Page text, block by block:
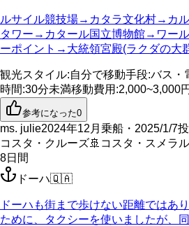
ルサイル競技場→カタラ文化村→カ
タワー→カタール国立博物館→ワール
ーポイント→大統領宮殿(ラクダの大
観光スタイル:自分で移動手段:バス・
時間:30分未満移動費用 :2,000~3,000円
参考になった0
ms. julie2024年12月乗船・2025/1/7
コスタ・クルーズ🚢 コスタ・スメラ
8日間
ドーハ🇶🇦
ドーハも街まで歩けない距離ではあ
ために、タクシーを使いましたが、